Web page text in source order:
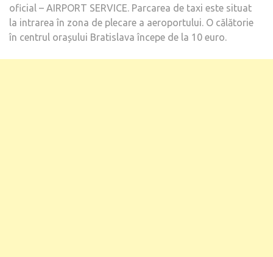
oficial – AIRPORT SERVICE. Parcarea de taxi este situat
la intrarea în zona de plecare a aeroportului. O călătorie
în centrul orașului Bratislava începe de la 10 euro.